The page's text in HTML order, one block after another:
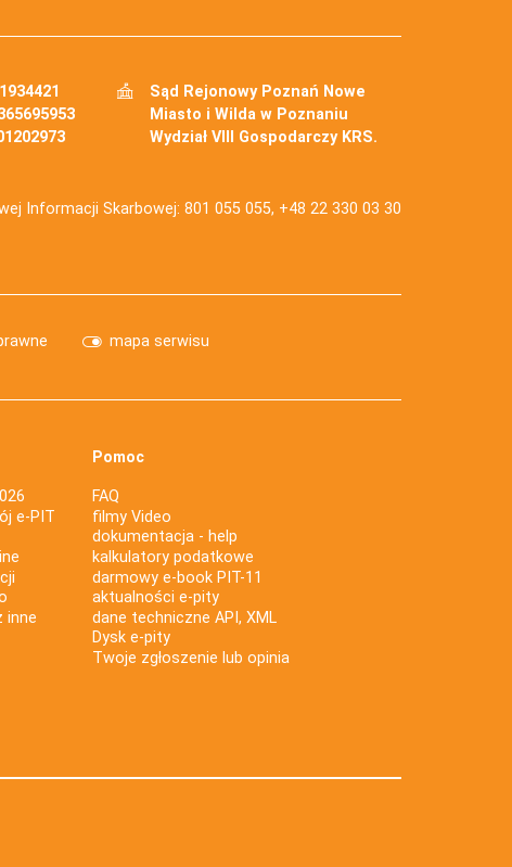
Sąd Rejonowy Poznań Nowe
Miasto i Wilda w Poznaniu
Wydział VIII Gospodarczy KRS.
Informacji Skarbowej: 801 055 055, +48 22 330 03 30
mapa serwisu
e-PIT
inne
Pomoc
FAQ
filmy Video
dokumentacja - help
kalkulatory podatkowe
darmowy e-book PIT-11
aktualności e-pity
dane techniczne API, XML
Dysk e-pity
Twoje zgłoszenie lub opinia